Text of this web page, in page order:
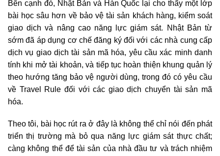
Bên cạnh đó, Nhật Bản và Hàn Quốc lại cho thấy một lớp
bài học sâu hơn về bảo vệ tài sản khách hàng, kiểm soát
giao dịch và nâng cao năng lực giám sát. Nhật Bản từ
sớm đã áp dụng cơ chế đăng ký đối với các nhà cung cấp
dịch vụ giao dịch tài sản mã hóa, yêu cầu xác minh danh
tính khi mở tài khoản, và tiếp tục hoàn thiện khung quản lý
theo hướng tăng bảo vệ người dùng, trong đó có yêu cầu
về Travel Rule đối với các giao dịch chuyển tài sản mã
hóa.
Theo tôi, bài học rút ra ở đây là không thể chỉ nói đến phát
triển thị trường mà bỏ qua năng lực giám sát thực chất;
càng không thể để tài sản của nhà đầu tư và trách nhiệm